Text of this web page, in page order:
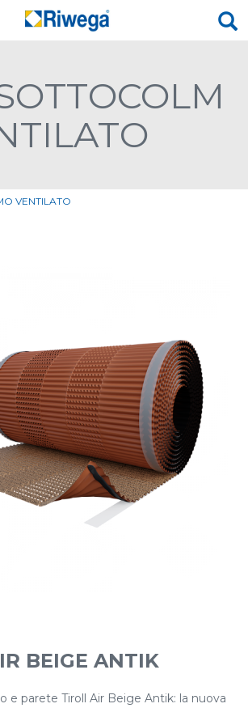
VENTILATO
BEIGE ANTIK
e parete Tiroll Air Beige Antik: la nuova